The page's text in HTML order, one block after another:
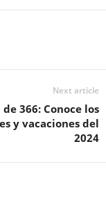
Next article
de 366: Conoce los
y vacaciones del
2024